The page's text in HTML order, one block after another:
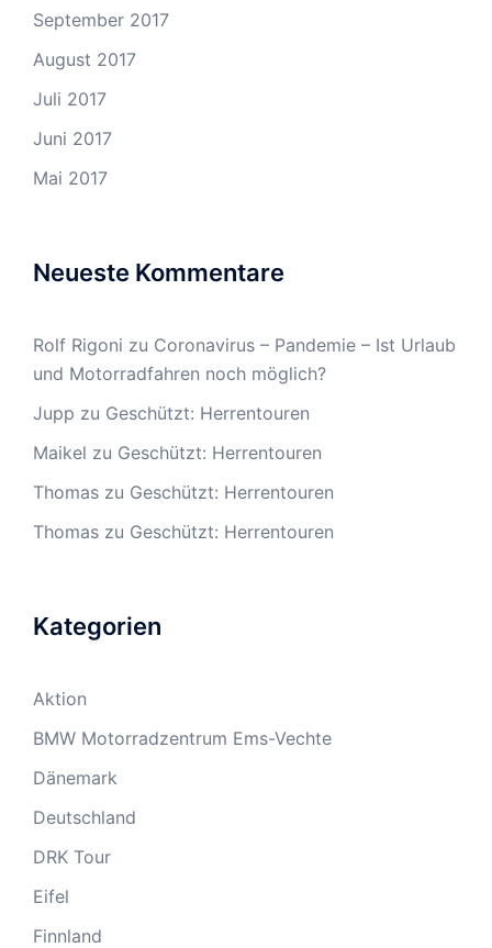
September 2017
August 2017
Juli 2017
Juni 2017
Mai 2017
Neueste Kommentare
Rolf Rigoni zu Coronavirus – Pandemie – Ist Urlaub
und Motorradfahren noch möglich?
Jupp zu Geschützt: Herrentouren
Maikel zu Geschützt: Herrentouren
Thomas zu Geschützt: Herrentouren
Thomas zu Geschützt: Herrentouren
Kategorien
Aktion
BMW Motorradzentrum Ems-Vechte
Dänemark
Deutschland
DRK Tour
Eifel
Finnland